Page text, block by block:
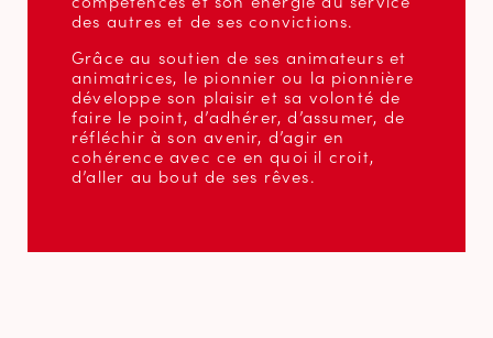
des autres et de ses convictions.
Grâce au soutien de ses animateurs et
animatrices, le pionnier ou la pionnière
développe son plaisir et sa volonté de
faire le point, d’adhérer, d’assumer, de
réfléchir à son avenir, d’agir en
cohérence avec ce en quoi il croit,
d’aller au bout de ses rêves.